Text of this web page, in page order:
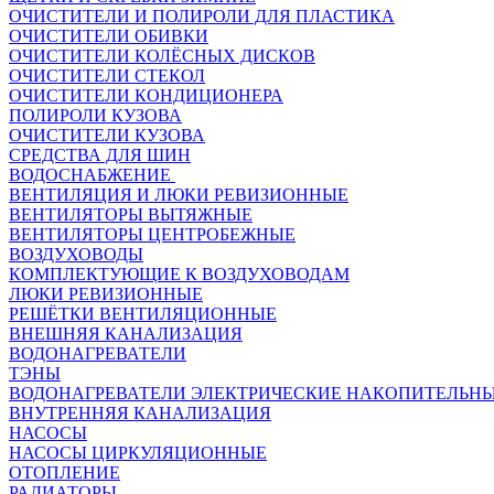
ОЧИСТИТЕЛИ И ПОЛИРОЛИ ДЛЯ ПЛАСТИКА
ОЧИСТИТЕЛИ ОБИВКИ
ОЧИСТИТЕЛИ КОЛЁСНЫХ ДИСКОВ
ОЧИСТИТЕЛИ СТЕКОЛ
ОЧИСТИТЕЛИ КОНДИЦИОНЕРА
ПОЛИРОЛИ КУЗОВА
ОЧИСТИТЕЛИ КУЗОВА
СРЕДСТВА ДЛЯ ШИН
ВОДОСНАБЖЕНИЕ
ВЕНТИЛЯЦИЯ И ЛЮКИ РЕВИЗИОННЫЕ
ВЕНТИЛЯТОРЫ ВЫТЯЖНЫЕ
ВЕНТИЛЯТОРЫ ЦЕНТРОБЕЖНЫЕ
ВОЗДУХОВОДЫ
КОМПЛЕКТУЮЩИЕ К ВОЗДУХОВОДАМ
ЛЮКИ РЕВИЗИОННЫЕ
РЕШЁТКИ ВЕНТИЛЯЦИОННЫЕ
ВНЕШНЯЯ КАНАЛИЗАЦИЯ
ВОДОНАГРЕВАТЕЛИ
ТЭНЫ
ВОДОНАГРЕВАТЕЛИ ЭЛЕКТРИЧЕСКИЕ
ВНУТРЕННЯЯ КАНАЛИЗАЦИЯ
НАСОСЫ
НАСОСЫ ЦИРКУЛЯЦИОННЫЕ
ОТОПЛЕНИЕ